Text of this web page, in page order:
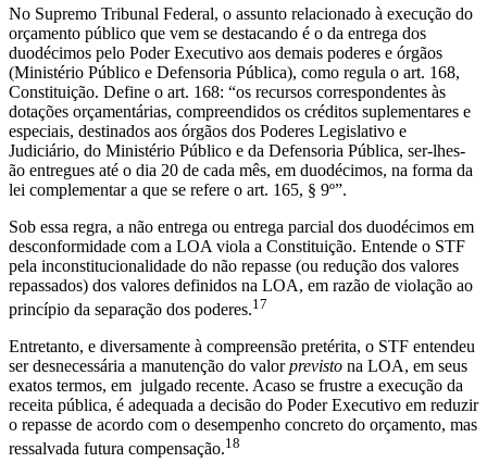
No Supremo Tribunal Federal, o assunto relacionado à execução do
orçamento público que vem se destacando é o da entrega dos
duodécimos pelo Poder Executivo aos demais poderes e órgãos
(Ministério Público e Defensoria Pública), como regula o art. 168,
Constituição. Define o art. 168: “os recursos correspondentes às
dotações orçamentárias, compreendidos os créditos suplementares e
especiais, destinados aos órgãos dos Poderes Legislativo e
Judiciário, do Ministério Público e da Defensoria Pública, ser-lhes-
ão entregues até o dia 20 de cada mês, em duodécimos, na forma da
lei complementar a que se refere o art. 165, § 9º”.
Sob essa regra, a não entrega ou entrega parcial dos duodécimos em
desconformidade com a LOA viola a Constituição. Entende o STF
pela inconstitucionalidade do não repasse (ou redução dos valores
repassados) dos valores definidos na LOA, em razão de violação ao
princípio da separação dos poderes.17
Entretanto, e diversamente à compreensão pretérita, o STF entendeu
ser desnecessária a manutenção do valorprevisto na LOA, em seus
exatos termos, em julgado recente. Acaso se frustre a execução da
receita pública, é adequada a decisão do Poder Executivo em reduzir
o repasse de acordo com o desempenho concreto do orçamento, mas
ressalvada futura compensação.18